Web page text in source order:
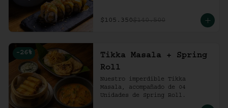
$105.350$140.500
-26 %
Tikka Masala + Spring
Roll
Nuestro imperdible Tikka
Masala, acompañado de 04
Unidades de Spring Roll.